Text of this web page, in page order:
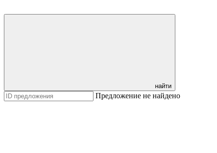
найти
Предложение не найдено